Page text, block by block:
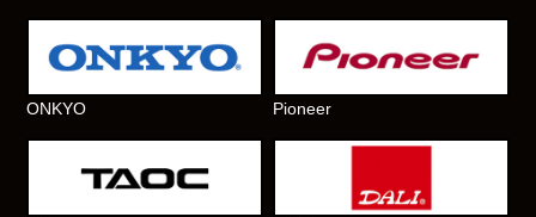
ONKYO Pioneer